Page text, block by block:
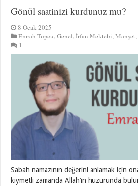
Gönül saatinizi kurdunuz mu?
8 Ocak 2025
Emrah Topcu,Genel,İrfan Mektebi,Manşet,
1
Sabah namazının değerini anlamak için
kıymetli zamanda Allah’ın huzurunda